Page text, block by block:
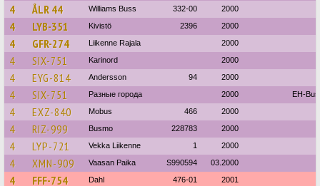
4 ÅLR 44 Williams Buss 332-00 2000
4 LYB-351 Kivistö 2396 2000
4 GFR-274 Liikenne Rajala 2000
4 SIX-751 Karinord 2000
4 EYG-814 Andersson 94 2000
4 SIX-751 Разные города 2000 EH-
4 EXZ-840 Mobus 466 2000
4 RIZ-999 Busmo 228783 2000
4 LYP-721 Vekka Liikenne 1 2000
4 XMN-909 Vaasan Paika S990594 03.2000
4 FFF-754 Dahl 476-01 2001